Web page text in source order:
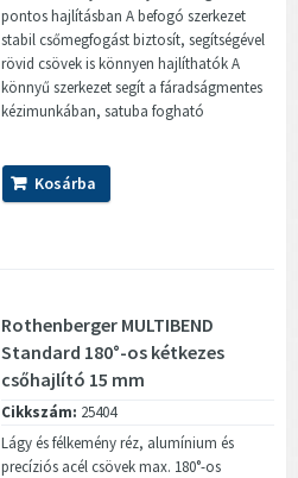
pontos hajlításban A befogó szerkezet
stabil csőmegfogást biztosít, segítségével
rövid csövek is könnyen hajlíthatók A
könnyű szerkezet segít a fáradságmentes
kézimunkában, satuba fogható
Kosárba
Rothenberger MULTIBEND
Standard 180°-os kétkezes
csőhajlító 15 mm
Cikkszám: 25404
Lágy és félkemény réz, alumínium és
precíziós acél csövek max. 180°-os